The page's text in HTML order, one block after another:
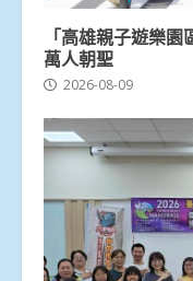
「高雄親子遊樂
萬人朝聖
2026-08-09